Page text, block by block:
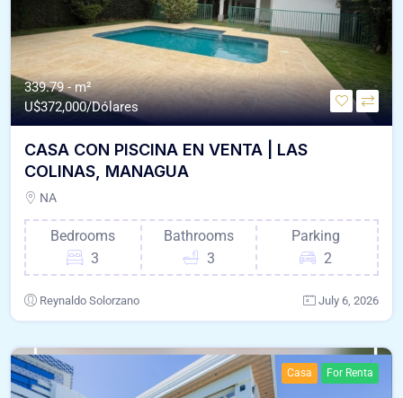
339.79 - m²
U$372,000/Dólares
CASA CON PISCINA EN VENTA | LAS
COLINAS, MANAGUA
NA
Bedrooms
3
Bathrooms
3
Parking
2
Reynaldo Solorzano July 6, 2026
Casa For Renta